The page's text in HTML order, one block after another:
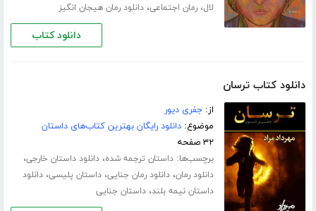
لال،رمان اجتماعی،دانلود رمان هیجان انگیز
دانلود کتاب
دانلود کتاب ترسان
از:جفری دیور
موضوع:دانلود رایگان بهترین کتاب‌های داستان
۳۲ صفحه
برچسب‌ها:داستان ترجمه شده،دانلود داستان خارجی،
دانلود رمان،دانلود رمان جنایی،داستان پلیسی،دانلود
داستان نیمه بلند،داستان جنایی